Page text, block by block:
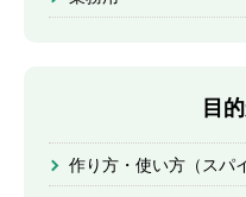
目
作り方・使い方（スパ